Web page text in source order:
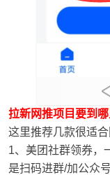
拉新网推项目要到
这里推荐几款很适
1、美团社群领券，
是扫码进群/加公众